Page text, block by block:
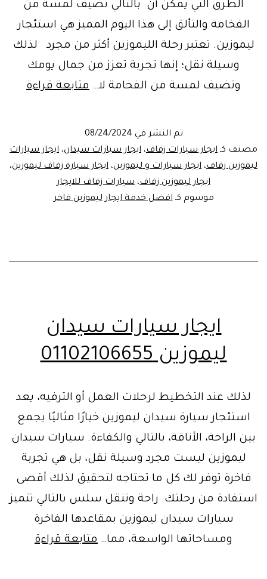
الطرق التي يمكن أن بالتالي تضيف لمسة من
الفخامة والتألق إلى هذا اليوم المميز هي استئجار
ليموزين. تعتبر رحلة الليموزين أكثر من مجرد لذلك
وسيلة نقل؛ إنها تجربة تعزز من جمال يومك
وتضيف لمسة من الفخامة لا… متابعة قراءة
تم النشر في 08/24/2024
مصنف كـ ايجار سيارات زفاف، ايجار سيارات سيدان، ايجار سيارات
ليموزين زفاف، ايجار سيارات و ليموزين، ايجار سيارة زفاف ليموزين،
ايجار ليموزين زفاف، سيارات زفاف للايجار
موسوم كـافضل خدمة ايجار ليموزين فاخر
ايجار سيارات سيدان
ليموزين 01102106655
لذلك عند التخطيط لرحلات العمل أو الترفيه، يعد
استئجار سيارة سيدان ليموزين خيارًا مثاليًا يجمع
بين الراحة، الأناقة، بالتالي والكفاءة. سيارات سيدان
ليموزين ليست مجرد وسيلة نقل، بل هي تجربة
فاخرة توفر لك كل ما تحتاجه لتحقيق لذلك أقصى
استفادة من رحلتك. راحة وتنقل سلس بالتالي تتميز
سيارات سيدان ليموزين بمقاعدها الفاخرة
ومساحاتها الواسعة، مما… متابعة قراءة